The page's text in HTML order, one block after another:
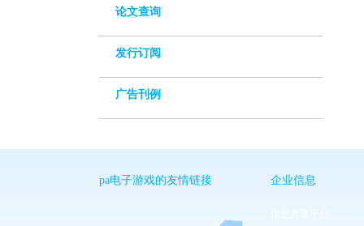
论文查询
发行订阅
广告刊例
pa电子游戏的友情链接 企业信息